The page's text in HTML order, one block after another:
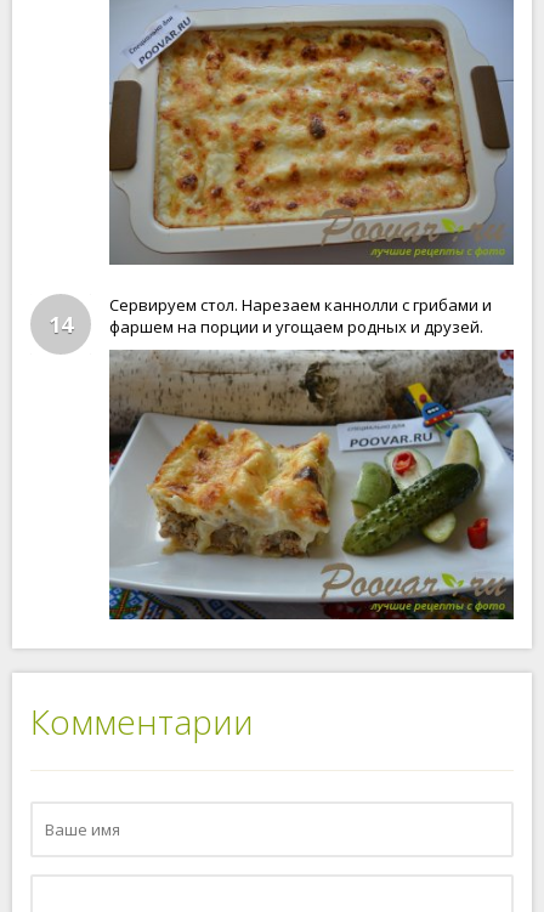
14
Сервируем стол. Нарезаем каннолли с грибами и
фаршем на порции и угощаем родных и друзей.
Комментарии